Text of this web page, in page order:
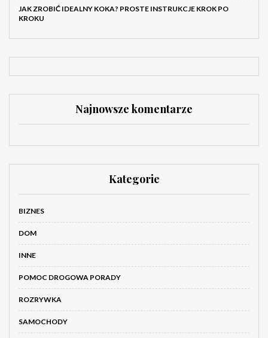
JAK ZROBIĆ IDEALNY KOKA? PROSTE INSTRUKCJE KROK PO
KROKU
Najnowsze komentarze
Kategorie
BIZNES
DOM
INNE
POMOC DROGOWA PORADY
ROZRYWKA
SAMOCHODY